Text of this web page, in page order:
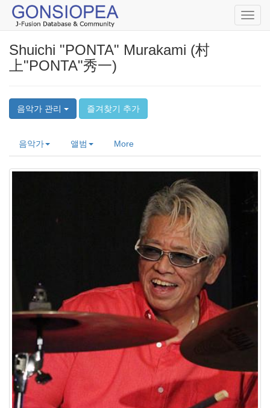
Shuichi "PONTA" Murakami (村
上"PONTA"秀一)
음악가 관리 즐겨찾기 추가
음악가 앨범 More